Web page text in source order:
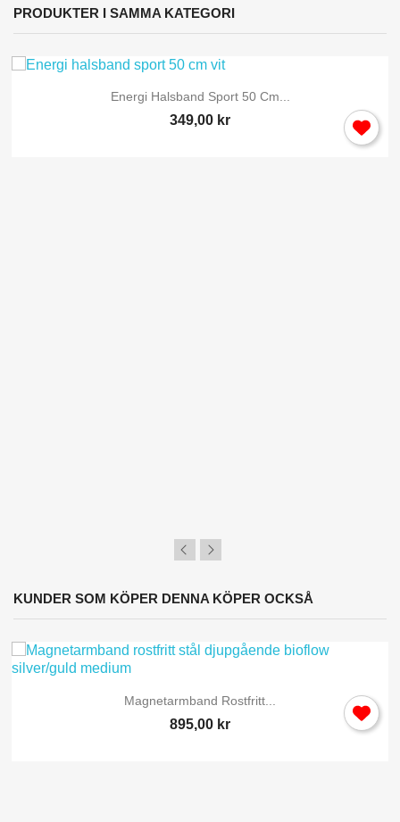
PRODUKTER I SAMMA KATEGORI
Energi Halsband Sport 50 Cm...
349,00 kr
KUNDER SOM KÖPER DENNA KÖPER OCKSÅ
Magnetarmband Rostfritt...
895,00 kr